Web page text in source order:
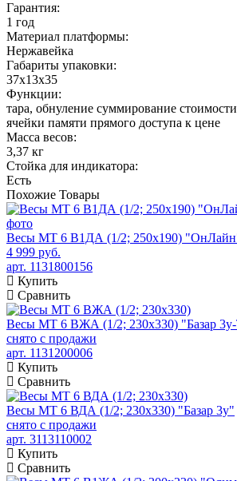
Гарантия:
1 год
Материал платформы:
Нержавейка
Габариты упаковки:
37x13x35
Функции:
тара, обнуление суммирование
ячейки памяти прямого доступа к цене
Масса весов:
3,37 кг
Стойка для индикатора:
Есть
Похожие Товары
Весы МТ 6 В1ДА (1/2; 250х190)
4 999 руб.
арт. 1131800156
Купить
Сравнить
Весы МТ 6 ВЖА (1/2; 230х330) "Базар
снято с продажи
арт. 1131200006
Купить
Сравнить
Весы МТ 6 ВДА (1/2; 230х330) "Базар 3у"
снято с продажи
арт. 3113110002
Купить
Сравнить